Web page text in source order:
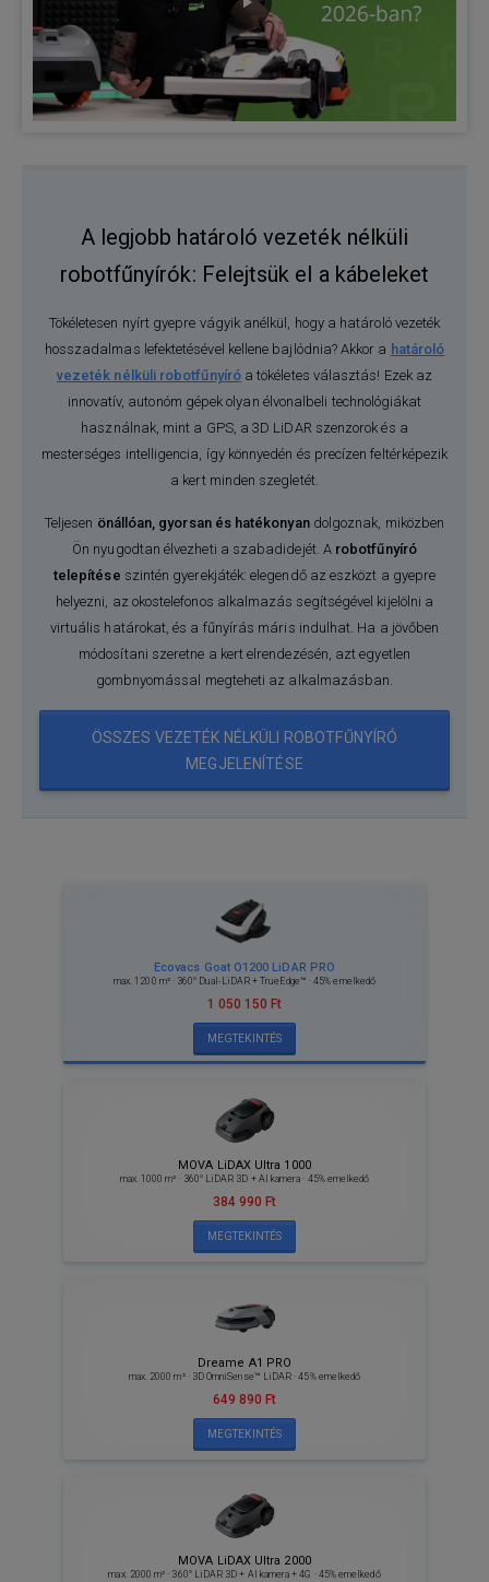
A legjobb határoló vezeték nélküli
robotfűnyírók: Felejtsük el a kábeleket
Tökéletesen nyírt gyepre vágyik anélkül, hogy a határoló vezeték
hosszadalmas lefektetésével kellene bajlódnia? Akkor a határoló
vezeték nélküli robotfűnyíróa tökéletes választás! Ezek az
innovatív, autonóm gépek olyan élvonalbeli technológiákat
használnak, mint a GPS, a 3D LiDAR szenzorok és a
mesterséges intelligencia, így könnyedén és precízen feltérképezik
a kert minden szegletét.
Teljesen önállóan, gyorsan és hatékonyandolgoznak, miközben
Ön nyugodtan élvezheti a szabadidejét. A robotfűnyíró
telepítése szintén gyerekjáték: elegendő az eszközt a gyepre
helyezni, az okostelefonos alkalmazás segítségével kijelölni a
virtuális határokat, és a fűnyírás máris indulhat. Ha a jövőben
módosítani szeretne a kert elrendezésén, azt egyetlen
gombnyomással megteheti az alkalmazásban.
ÖSSZES VEZETÉK NÉLKÜLI ROBOTFŰNYÍRÓ
MEGJELENÍTÉSE
Ecovacs Goat O1200 LiDAR PRO
max. 1200 m² · 360° Dual-LiDAR + TrueEdge™ · 45% emelkedő
1 050 150 Ft
MEGTEKINTÉS
MOVA LiDAX Ultra 1000
max. 1000 m² · 360° LiDAR 3D + AI kamera · 45% emelkedő
384 990 Ft
MEGTEKINTÉS
Dreame A1 PRO
max. 2000 m² · 3D OmniSense™ LiDAR · 45% emelkedő
649 890 Ft
MEGTEKINTÉS
MOVA LiDAX Ultra 2000
max. 2000 m² · 360° LiDAR 3D + AI kamera + 4G · 45% emelkedő